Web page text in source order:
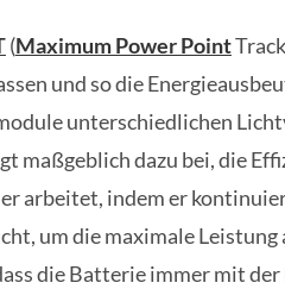
(Maximum Power Point
und so die
unterschiedlichen
maßgeblich dazu bei, die
arbeitet, indem er
um die maximale
die Batterie immer mit